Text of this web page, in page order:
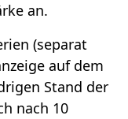
an.
(separat
auf dem
Stand der
nach 10